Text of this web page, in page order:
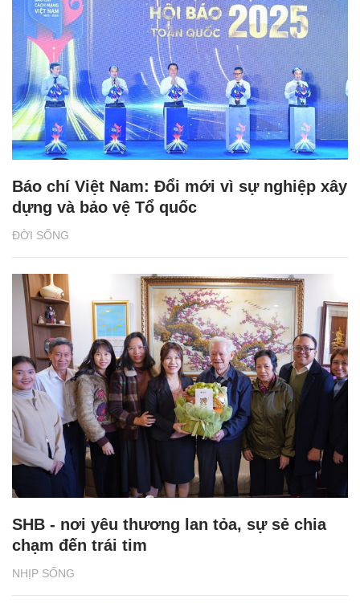
ĐỜI SỐNG
Báo chí Việt Nam: Đổi mới vì sự nghiệp xây
dựng và bảo vệ Tổ quốc
NHỊP SỐNG
SHB - nơi yêu thương lan tỏa, sự sẻ chia
chạm đến trái tim